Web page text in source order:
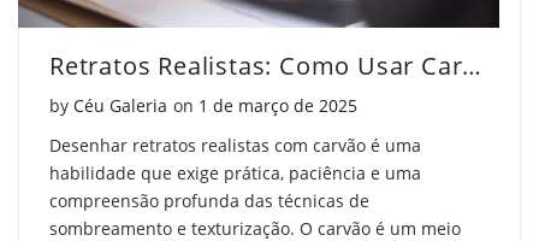
Retratos Realistas: Como Usar Carvão de Forma Profissional
by Céu Galeria on Posted on
1 de março de 2025
Desenhar retratos realistas com carvão é uma
habilidade que exige prática, paciência e uma
compreensão profunda das técnicas de
sombreamento e texturização. O carvão é um meio